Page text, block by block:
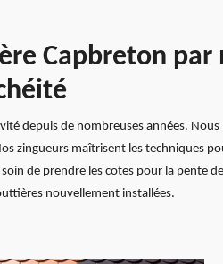
Capbreton
depuis de nombreuses années.
zingueurs maîtrisent les techniques
de prendre les cotes pour la pente
nouvellement installées.